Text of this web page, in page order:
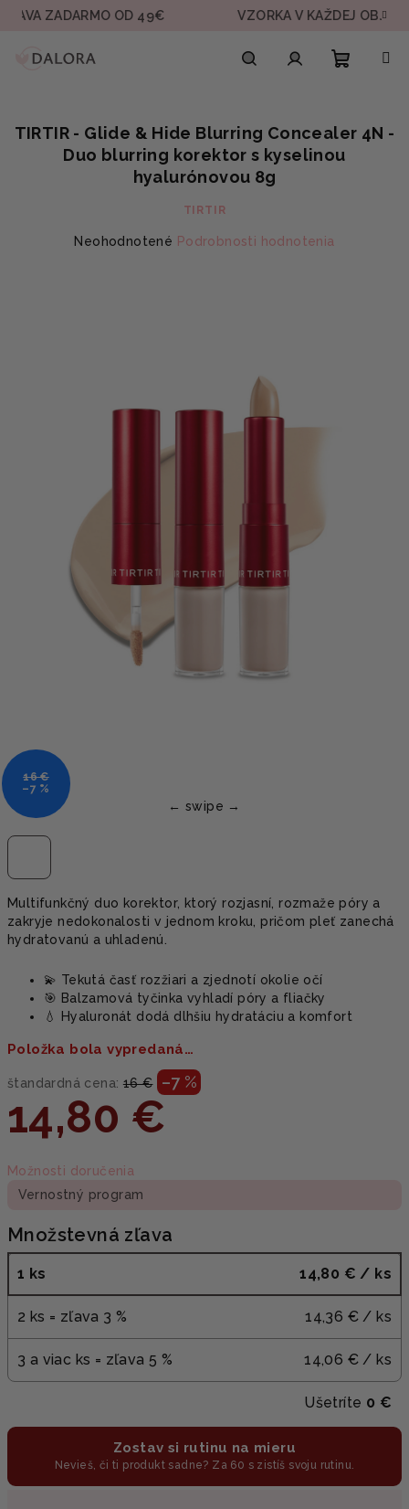
Prejsť
OD 49€ VZORKA V KAŽDEJ OBJEDNÁVKE
košík
Multifunkčný duo korektor, ktorý rozjasní, rozmaže póry a
zakryje nedokonalosti v jednom kroku, pričom pleť zanechá
hydratovanú a uhladenú.
💫 Tekutá časť rozžiari a zjednotí okolie očí
🎯 Balzamová tyčinka vyhladí póry a fliačky
💧 Hyaluronát dodá dlhšiu hydratáciu a komfort
Položka bola vypredaná…
štandardná cena: 16 € –7 %
14,80 €
cena:
Možnosti doručenia
Vernostný program
Množstevná zľava
1 ks 14,80 € / ks
2 ks = zľava 3 % 14,36 € / ks
3 a viac ks = zľava 5 % 14,06 € / ks
Ušetríte 0 €
Zostav si rutinu na mieru
Nevieš, či ti produkt sadne? Za 60 s zistíš svoju rutinu.
TIRTIR - Glide & Hide Blurring Concealer 4N -
Duo blurring korektor s kyselinou
hyalurónovou 8g
TIRTIR
Priemerné
Neohodnotené Podrobnosti hodnotenia
16 €
–7 %